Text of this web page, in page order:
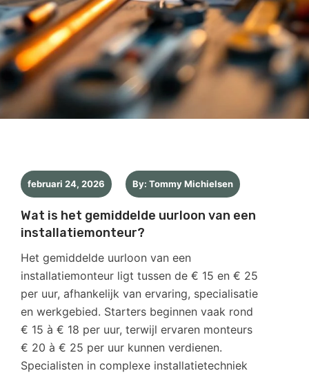
februari 24, 2026 By: Tommy Michielsen
Wat is het gemiddelde uurloon van een
installatiemonteur?
Het gemiddelde uurloon van een
installatiemonteur ligt tussen de € 15 en € 25
per uur, afhankelijk van ervaring, specialisatie
en werkgebied. Starters beginnen vaak rond
€ 15 à € 18 per uur, terwijl ervaren monteurs
€ 20 à € 25 per uur kunnen verdienen.
Specialisten in complexe installatietechniek